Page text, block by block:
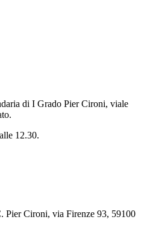
di I Grado Pier Cironi, viale
12.30.
Cironi, via Firenze 93, 59100